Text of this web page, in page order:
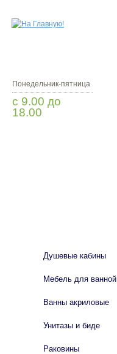
Понедельник-пятница
с 9.00 до
18.00
Душевые кабины
Мебель для ванной
Ванны акриловые
Унитазы и биде
Раковины